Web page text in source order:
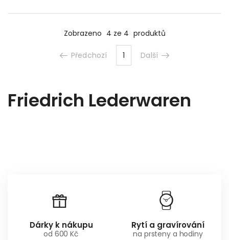
Zobrazeno 4 ze 4 produktů
Předchozí 1 Další
Friedrich Lederwaren
Dárky k nákupu
od 600 Kč
Rytí a gravírování
na prsteny a hodiny